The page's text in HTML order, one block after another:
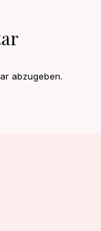
abzugeben.